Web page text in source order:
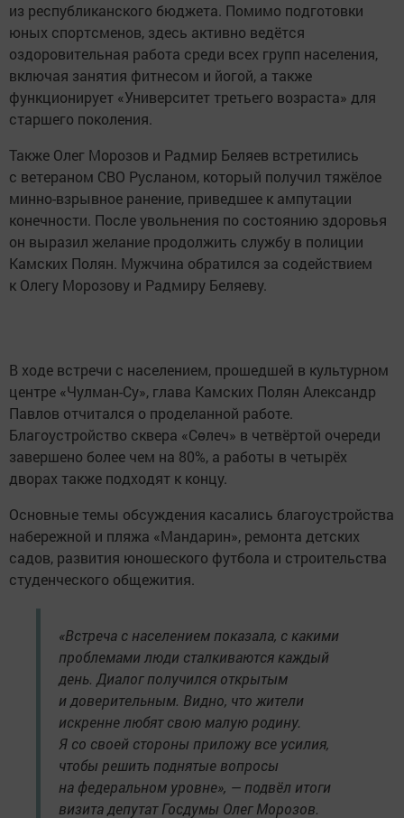
из республиканского бюджета. Помимо подготовки
юных спортсменов, здесь активно ведётся
оздоровительная работа среди всех групп населения,
включая занятия фитнесом и йогой, а также
функционирует «Университет третьего возраста» для
старшего поколения.
Также Олег Морозов и Радмир Беляев встретились
с ветераном СВО Русланом, который получил тяжёлое
минно-взрывное ранение, приведшее к ампутации
конечности. После увольнения по состоянию здоровья
он выразил желание продолжить службу в полиции
Камских Полян. Мужчина обратился за содействием
к Олегу Морозову и Радмиру Беляеву.
В ходе встречи с населением, прошедшей в культурном
центре «Чулман-Су», глава Камских Полян Александр
Павлов отчитался о проделанной работе.
Благоустройство сквера «Сөлеч» в четвёртой очереди
завершено более чем на 80%, а работы в четырёх
дворах также подходят к концу.
Основные темы обсуждения касались благоустройства
набережной и пляжа «Мандарин», ремонта детских
садов, развития юношеского футбола и строительства
студенческого общежития.
«Встреча с населением показала, с какими
проблемами люди сталкиваются каждый
день. Диалог получился открытым
и доверительным. Видно, что жители
искренне любят свою малую родину.
Я со своей стороны приложу все усилия,
чтобы решить поднятые вопросы
на федеральном уровне», — подвёл итоги
визита депутат Госдумы Олег Морозов.